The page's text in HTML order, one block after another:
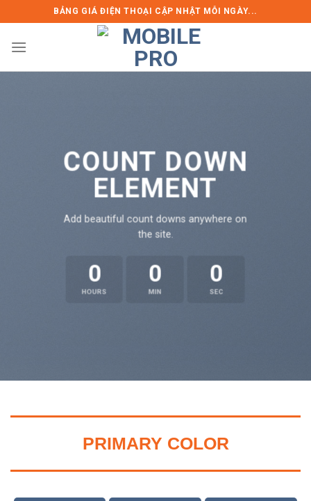
to
content
BẢNG GIÁ ĐIỆN THOẠI CẬP NHẬT MỖI NGÀY...
COUNT DOWN
ELEMENT
Add beautiful count downs anywhere on
the site.
0
HOURS
0
MIN
0
SEC
PRIMARY COLOR